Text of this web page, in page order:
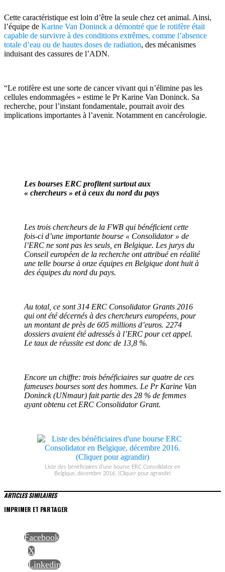
Cette caractéristique est loin d’être la seule chez cet animal. Ainsi,
l’équipe de Karine Van Doninck a démontré que le rotifère était
capable de survivre à des conditions extrêmes, comme l’absence
totale d’eau ou de hautes doses de radiation, des mécanismes
induisant des cassures de l’ADN.
“Le rotifère est une sorte de cancer vivant qui n’élimine pas les
cellules endommagées » estime le Pr Karine Van Doninck. Sa
recherche, pour l’instant fondamentale, pourrait avoir des
implications importantes à l’avenir. Notamment en cancérologie.
Les bourses ERC profitent surtout aux
« chercheurs » et à ceux du nord du pays
Les trois chercheurs de la FWB qui bénéficient cette
fois-ci d’une importante bourse « Consolidator » de
l’ERC ne sont pas les seuls, en Belgique. Les jurys du
Conseil européen de la recherche ont attribué en réalité
une telle bourse à onze équipes en Belgique dont huit à
des équipes du nord du pays.
Au total, ce sont 314 ERC Consolidator Grants 2016
qui ont été décernés à des chercheurs européens, pour
un montant de près de 605 millions d’euros. 2274
dossiers avaient été adressés à l’ERC pour cet appel.
Le taux de réussite est donc de 13,8 %.
Encore un chiffre: trois bénéficiaires sur quatre de ces
fameuses bourses sont des hommes. Le Pr Karine Van
Doninck (UNmaur) fait partie des 28 % de femmes
ayant obtenu cet ERC Consolidator Grant.
Liste des bénéficiaires d’une bourse ERC Consolidator en
Belgique, décembre 2016. (Cliquer pour agrandir)
ARTICLES SIMILAIRES
IMPRIMER ET PARTAGER
Facebook
X
Linkedin